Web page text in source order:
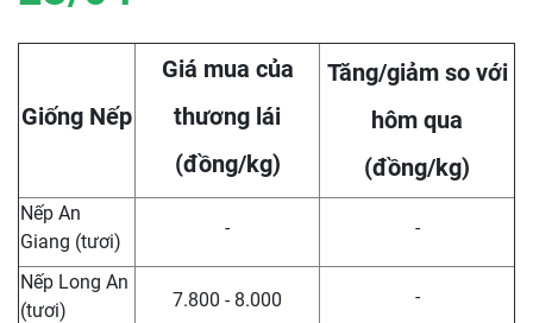
Giống Nếp
Giá mua của
thương lái
(đồng/kg)
Tăng/giảm so với
hôm qua
(đồng/kg)
Nếp An
Giang (tươi)
- -
Nếp Long An
(tươi)
7.800 - 8.000 -